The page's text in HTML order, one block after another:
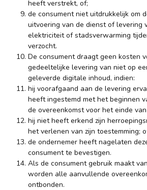
heeft verstrekt, of;
de consument niet uitdrukkelijk om
uitvoering van de dienst of levering
elektriciteit of stadsverwarming
verzocht.
De consument draagt geen kosten
gedeeltelijke levering van niet op
geleverde digitale inhoud, indien:
hij voorafgaand aan de levering
heeft ingestemd met het beginnen
de overeenkomst voor het einde
hij niet heeft erkend zijn
het verlenen van zijn toestemming;
de ondernemer heeft nagelaten
consument te bevestigen.
Als de consument gebruik maakt
worden alle aanvullende
ontbonden.